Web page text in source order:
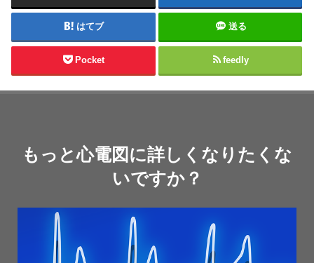
はてブ 送る
Pocket feedly
もっと心電図に詳しくなりたくな
いですか？